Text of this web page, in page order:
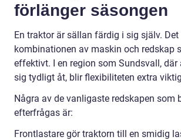
förlänger säsongen
En traktor är sällan färdig i sig själv. Det
kombinationen av maskin och redskap
effektivt. I en region som Sundsvall, där
sig tydligt åt, blir flexibiliteten extra
Några av de vanligaste redskapen som
efterfrågas är:
Frontlastare gör traktorn till en smidig